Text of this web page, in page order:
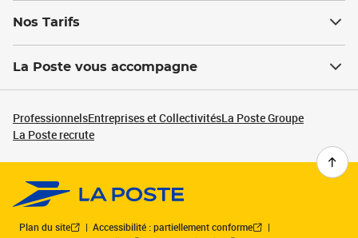
Nos Tarifs
La Poste vous accompagne
ProfessionnelsEntreprises et CollectivitésLa Poste Groupe
La Poste recrute
Plan du site
Accessibilité : partiellement conforme